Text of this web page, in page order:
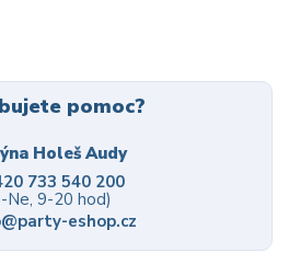
pomoc?
Holeš Audy
733 540 200
Ne, 9-20 hod)
eshop.cz